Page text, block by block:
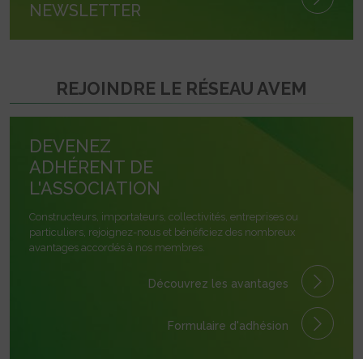
NEWSLETTER
REJOINDRE LE RÉSEAU AVEM
DEVENEZ
ADHÉRENT DE
L'ASSOCIATION
Constructeurs, importateurs, collectivités, entreprises ou
particuliers, rejoignez-nous et bénéficiez des nombreux
avantages accordés à nos membres.
Découvrez les avantages
Formulaire d'adhésion